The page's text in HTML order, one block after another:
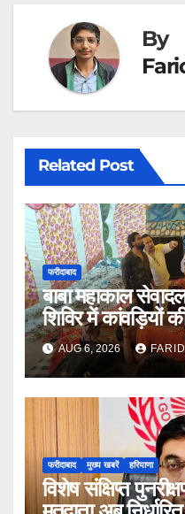
By
Related Post
फरीदाबाद
बाबा महाकाल
शिविर में कांवड़ियों
AUG 6, 2026
फरीदाबाद मुख्य खबरें हरियाणा
विशेष संक्षिप्त